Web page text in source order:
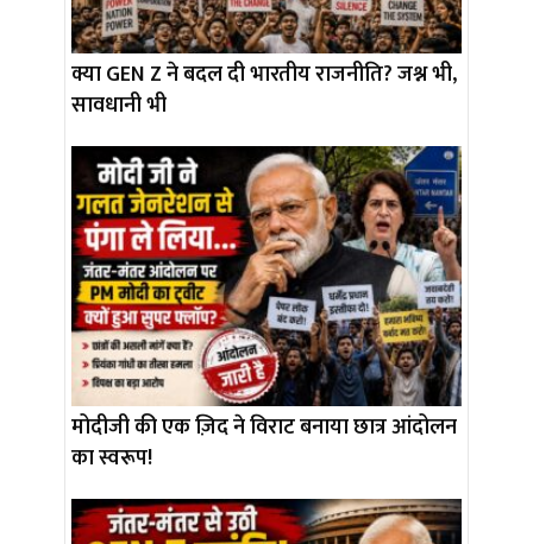
क्या GEN Z ने बदल दी भारतीय राजनीति? जश्न भी,
सावधानी भी
मोदीजी की एक ज़िद ने विराट बनाया छात्र आंदोलन
का स्वरूप!